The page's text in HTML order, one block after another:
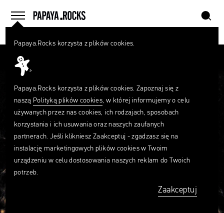
menu
home szukaj
Papaya.Rocks korzysta z plików cookies.
Papaya.Rocks korzysta z plików cookies. Zapoznaj się z
naszą Polityką plików cookies, w której informujemy o celu
używanych przez nas cookies, ich rodzajach, sposobach
korzystania i ich usuwania oraz naszych zaufanych
partnerach. Jeśli klikniesz Zaakceptuj - zgadzasz się na
instalację marketingowych plików cookies w Twoim
urządzeniu w celu dostosowania naszych reklam do Twoich
potrzeb.
Zaakceptuj
Czego
szukasz?